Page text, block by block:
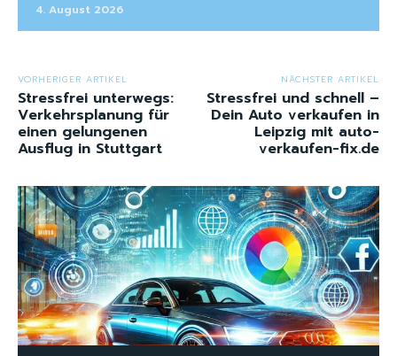
4. August 2026
VORHERIGER ARTIKEL
Stressfrei unterwegs:
Verkehrsplanung für
einen gelungenen
Ausflug in Stuttgart
NÄCHSTER ARTIKEL
Stressfrei und schnell –
Dein Auto verkaufen in
Leipzig mit auto-
verkaufen-fix.de